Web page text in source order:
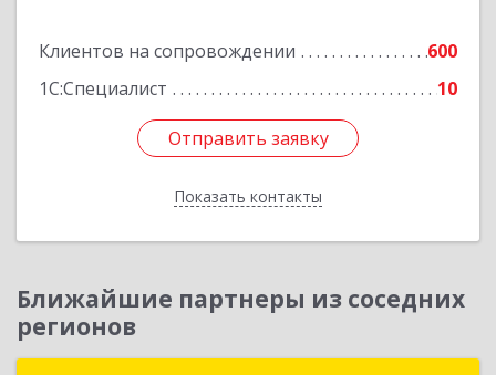
Клиентов на сопровождении
600
1С:Специалист
10
Отправить заявку
Показать контакты
Отправить заявку
Назад
Ближайшие партнеры из соседних
регионов